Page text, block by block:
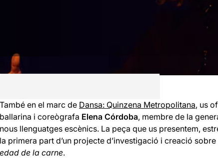
També en el marc de Dansa: Quinzena Metropolitana, us
ballarina i coreògrafa Elena Córdoba, membre de la
nous llenguatges escènics. La peça que us presentem,
la primera part d’un projecte d’investigació i creació
edad de la carne.